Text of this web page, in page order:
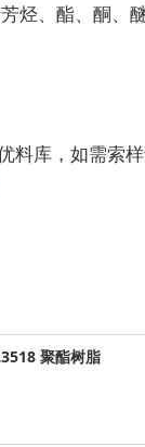
烃、酯、酮、
料库，如需索样
聚酯树脂